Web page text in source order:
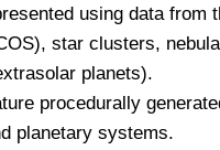
using data from
star clus­ters,
pla­nets).
pro­ce­du­ral­ly
pla­ne­ta­ry sys­tems.